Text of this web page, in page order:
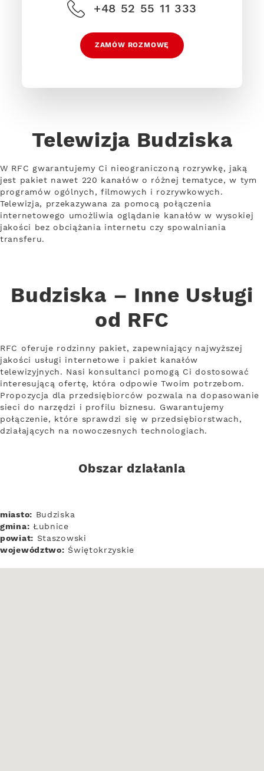
+48 52 55 11 333
ZAMÓW ROZMOWĘ
Telewizja Budziska
W RFC gwarantujemy Ci nieograniczoną rozrywkę, jaką
jest pakiet nawet 220 kanałów o różnej tematyce, w tym
programów ogólnych, filmowych i rozrywkowych.
Telewizja, przekazywana za pomocą połączenia
internetowego umożliwia oglądanie kanałów w wysokiej
jakości bez obciążania internetu czy spowalniania
transferu.
Budziska – Inne Usługi
od RFC
RFC oferuje rodzinny pakiet, zapewniający najwyższej
jakości usługi internetowe i pakiet kanałów
telewizyjnych. Nasi konsultanci pomogą Ci dostosować
interesującą ofertę, która odpowie Twoim potrzebom.
Propozycja dla przedsiębiorców pozwala na dopasowanie
sieci do narzędzi i profilu biznesu. Gwarantujemy
połączenie, które sprawdzi się w przedsiębiorstwach,
działających na nowoczesnych technologiach.
Obszar działania
miasto: Budziska
gmina: Łubnice
powiat: Staszowski
województwo: Świętokrzyskie